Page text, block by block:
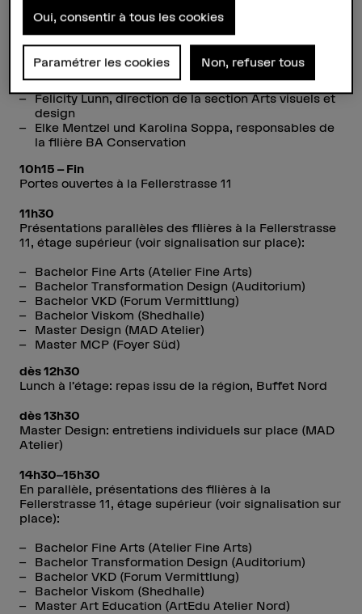
10h
Message d’accueil:
Thomas Beck, directeur de la HKB
Andi Schoon, direction Institut Y
Felicity Lunn, direction de la section Arts visuels et
design
Elke Mentzel und Karolina Soppa, responsables de
la filière BA Conservation
10h15 – Fin
Portes ouvertes à la Fellerstrasse 11
11h30
Présentations parallèles des filières à la Fellerstrasse
11, étage supérieur (voir signalisation sur place):
Bachelor Fine Arts (Atelier Fine Arts)
Bachelor Transformation Design (Auditorium)
Bachelor VKD (Forum Vermittlung)
Bachelor Viskom (Shedhalle)
Master Design (MAD Atelier)
Master MCP (Foyer Süd)
dès 12h30
Lunch à l’étage: repas issu de la région, Buffet Nord
dès 13h30
Master Design: entretiens individuels sur place (MAD
Atelier)
14h30–15h30
En parallèle, présentations des filières à la
Fellerstrasse 11, étage supérieur (voir signalisation sur
place):
Bachelor Fine Arts (Atelier Fine Arts)
Bachelor Transformation Design (Auditorium)
Bachelor VKD (Forum Vermittlung)
Bachelor Viskom (Shedhalle)
Master Art Education (ArtEdu Atelier Nord)
Oui, consentir à tous les cookies
Paramétrer les cookies Non, refuser tous